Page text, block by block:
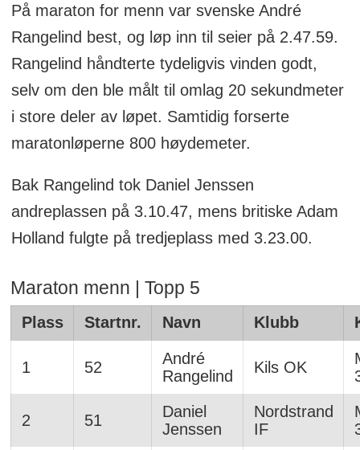
På maraton for menn var svenske André
Rangelind best, og løp inn til seier på 2.47.59.
Rangelind håndterte tydeligvis vinden godt,
selv om den ble målt til omlag 20 sekundmeter
i store deler av løpet. Samtidig forserte
maratonløperne 800 høydemeter.
Bak Rangelind tok Daniel Jenssen
andreplassen på 3.10.47, mens britiske Adam
Holland fulgte på tredjeplass med 3.23.00.
Maraton menn | Topp 5
Plass Startnr. Navn Klubb
1 52
André
Rangelind
Kils OK
2 51
Daniel
Jenssen
Nordstrand
IF